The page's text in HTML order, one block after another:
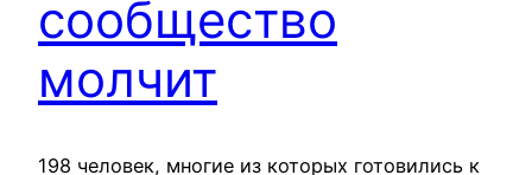
сообщество
молчит
198 человек, многие из которых готовились к